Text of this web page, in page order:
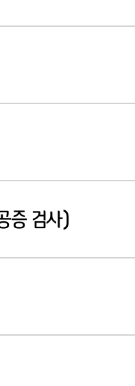
증 검사)